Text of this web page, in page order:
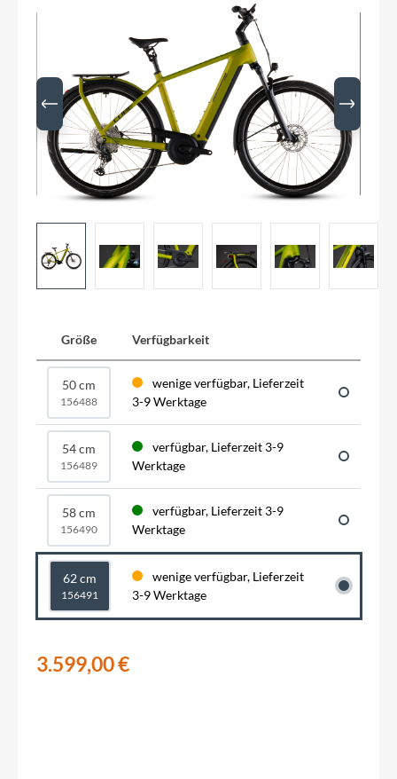
Größe Verfügbarkeit
50 cm
156488
wenige verfügbar, Lieferzeit
3-9 Werktage
54 cm
156489
verfügbar, Lieferzeit 3-9
Werktage
58 cm
156490
verfügbar, Lieferzeit 3-9
Werktage
62 cm
156491
wenige verfügbar, Lieferzeit
3-9 Werktage
3.599,00 €